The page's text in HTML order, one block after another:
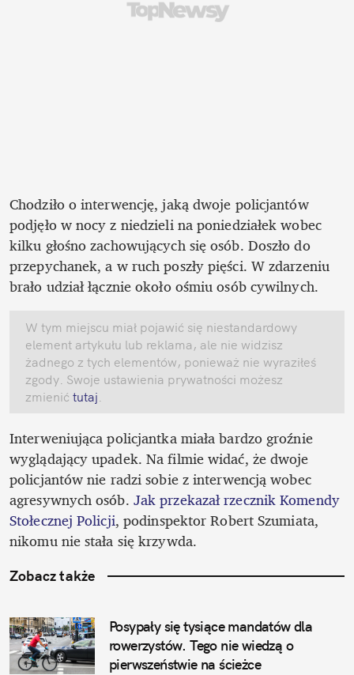
Chodziło o interwencję, jaką dwoje policjantów
podjęło w nocy z niedzieli na poniedziałek wobec
kilku głośno zachowujących się osób. Doszło do
przepychanek, a w ruch poszły pięści. W zdarzeniu
brało udział łącznie około ośmiu osób cywilnych.
W tym miejscu miał pojawić się niestandardowy
element artykułu lub reklama, ale nie widzisz
żadnego z tych elementów, ponieważ nie wyraziłeś
zgody. Swoje ustawienia prywatności możesz
zmienić tutaj.
Interweniująca policjantka miała bardzo groźnie
wyglądający upadek. Na filmie widać, że dwoje
policjantów nie radzi sobie z interwencją wobec
agresywnych osób. Jak przekazał rzecznik Komendy
Stołecznej Policji, podinspektor Robert Szumiata,
nikomu nie stała się krzywda.
Zobacz także
Posypały się tysiące mandatów dla
rowerzystów. Tego nie wiedzą o
pierwszeństwie na ścieżce